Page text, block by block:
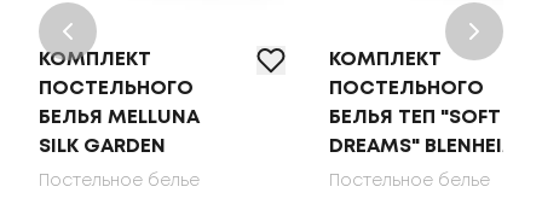
КОМПЛЕКТ
ПОСТЕЛЬНОГО
БЕЛЬЯ MELLUNA
SILK GARDEN
Постельное белье
КОМПЛЕКТ
ПОСТЕЛЬНОГО
БЕЛЬЯ ТЕП "SOFT
DREAMS" BLENHEIM
Постельное белье